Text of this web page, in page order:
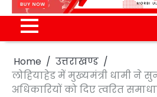
Home
उत्तराखण्ड
लोहियाहेड में मुख्यमंत्री धामी ने
अधिकारियों को दिए त्वरित